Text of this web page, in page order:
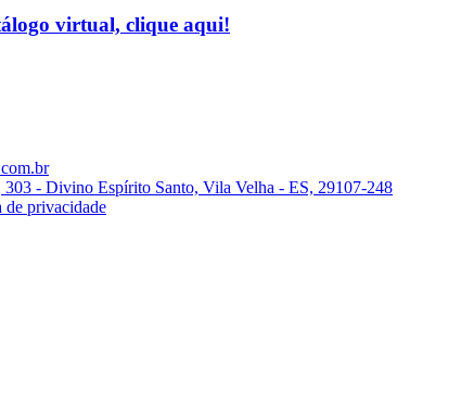
virtual, clique aqui!
303 - Divino Espírito Santo, Vila Velha - ES, 29107-248
de privacidade